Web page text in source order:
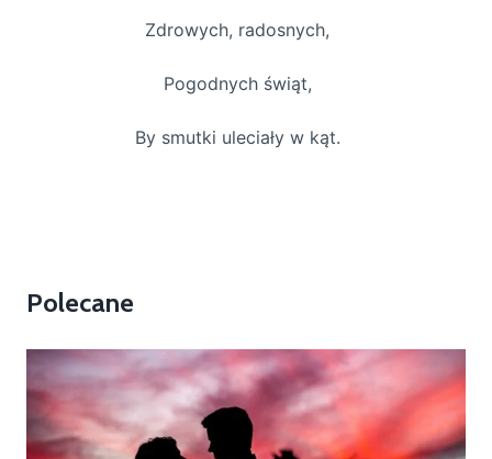
Zdrowych, radosnych,
Pogodnych świąt,
By smutki uleciały w kąt.
Polecane